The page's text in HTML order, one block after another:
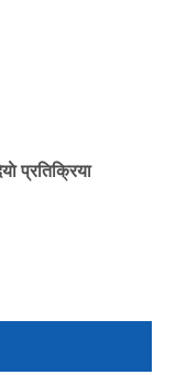
प्रतिक्रिया